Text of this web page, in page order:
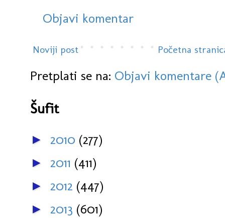
Objavi komentar
Noviji post Početna
Pretplati se na: Objavi komentare
Šufit
► 2010 (277)
► 2011 (411)
► 2012 (447)
► 2013 (601)